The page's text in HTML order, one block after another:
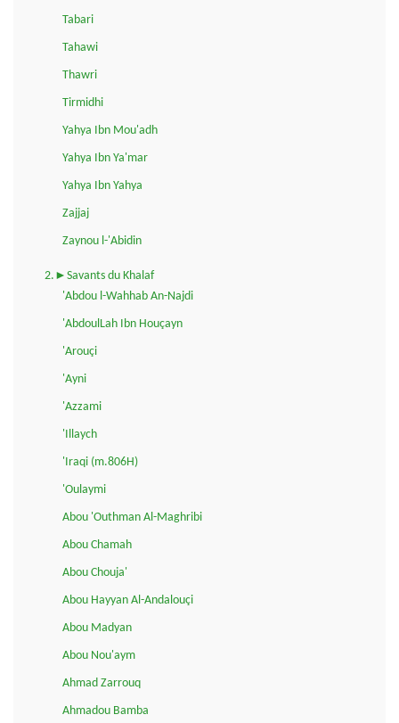
Tabari
Tahawi
Thawri
Tirmidhi
Yahya Ibn Mou'adh
Yahya Ibn Ya'mar
Yahya Ibn Yahya
Zajjaj
Zaynou l-'Abidin
2.►Savants du Khalaf
'Abdou l-Wahhab An-Najdi
'AbdoulLah Ibn Houçayn
'Arouçi
'Ayni
'Azzami
'Illaych
'Iraqi (m.806H)
'Oulaymi
Abou 'Outhman Al-Maghribi
Abou Chamah
Abou Chouja'
Abou Hayyan Al-Andalouçi
Abou Madyan
Abou Nou'aym
Ahmad Zarrouq
Ahmadou Bamba